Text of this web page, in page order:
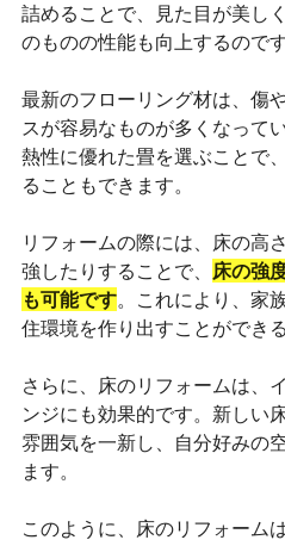
詰めることで、見た目が美し
のものの性能も向上するのです
最新のフローリング材は、傷
スが容易なものが多くなって
熱性に優れた畳を選ぶことで
ることもできます。
リフォームの際には、床の高
強したりすることで、 床の強
も可能です。これにより、家
住環境を作り出すことができる
さらに、床のリフォームは、
ンジにも効果的です。新しい
雰囲気を一新し、自分好みの
ます。
このように、床のリフォーム